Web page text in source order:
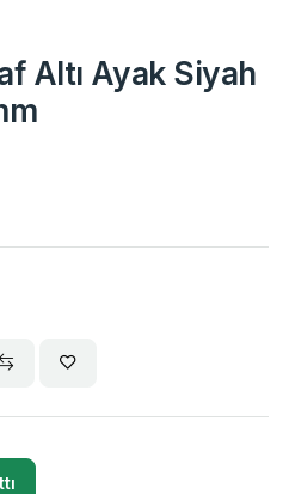
Altı Ayak Siyah